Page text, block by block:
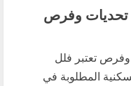
وفرص
تعتبر فلل
المطلوبة في